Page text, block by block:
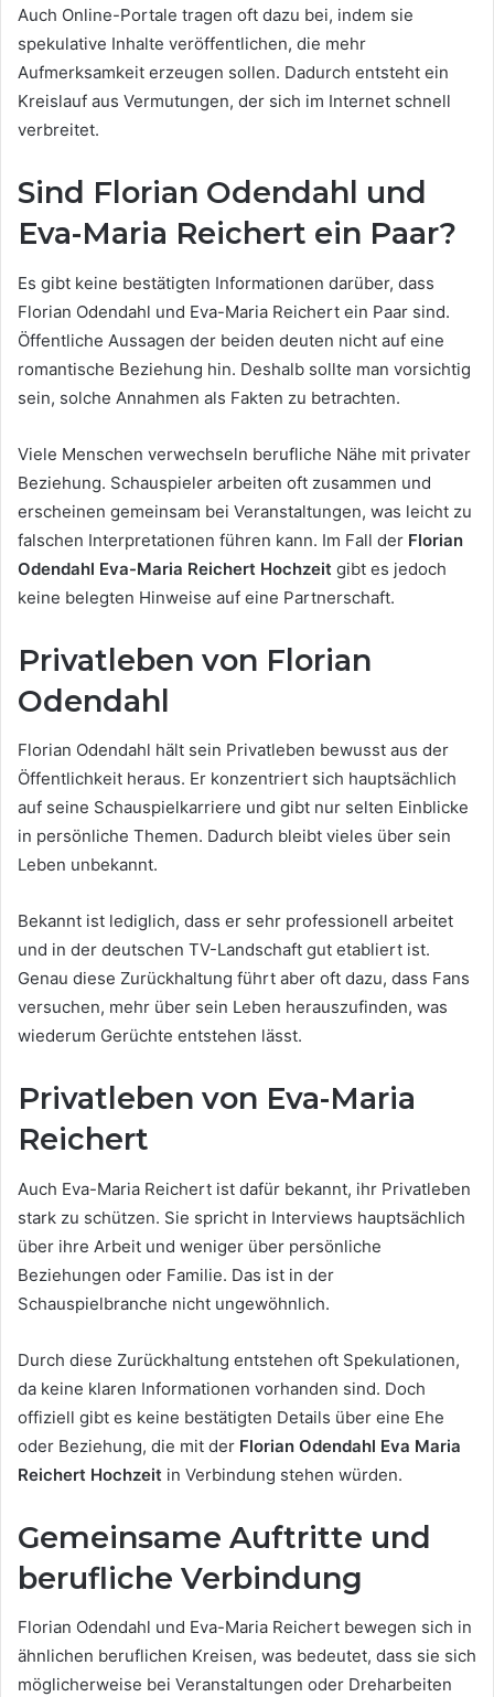
Auch Online-Portale tragen oft dazu bei, indem sie
spekulative Inhalte veröffentlichen, die mehr
Aufmerksamkeit erzeugen sollen. Dadurch entsteht ein
Kreislauf aus Vermutungen, der sich im Internet schnell
verbreitet.
Sind Florian Odendahl und
Eva-Maria Reichert ein Paar?
Es gibt keine bestätigten Informationen darüber, dass
Florian Odendahl und Eva-Maria Reichert ein Paar sind.
Öffentliche Aussagen der beiden deuten nicht auf eine
romantische Beziehung hin. Deshalb sollte man vorsichtig
sein, solche Annahmen als Fakten zu betrachten.
Viele Menschen verwechseln berufliche Nähe mit privater
Beziehung. Schauspieler arbeiten oft zusammen und
erscheinen gemeinsam bei Veranstaltungen, was leicht zu
falschen Interpretationen führen kann. Im Fall der Florian
Odendahl Eva-Maria Reichert Hochzeit gibt es jedoch
keine belegten Hinweise auf eine Partnerschaft.
Privatleben von Florian
Odendahl
Florian Odendahl hält sein Privatleben bewusst aus der
Öffentlichkeit heraus. Er konzentriert sich hauptsächlich
auf seine Schauspielkarriere und gibt nur selten Einblicke
in persönliche Themen. Dadurch bleibt vieles über sein
Leben unbekannt.
Bekannt ist lediglich, dass er sehr professionell arbeitet
und in der deutschen TV-Landschaft gut etabliert ist.
Genau diese Zurückhaltung führt aber oft dazu, dass Fans
versuchen, mehr über sein Leben herauszufinden, was
wiederum Gerüchte entstehen lässt.
Privatleben von Eva-Maria
Reichert
Auch Eva-Maria Reichert ist dafür bekannt, ihr Privatleben
stark zu schützen. Sie spricht in Interviews hauptsächlich
über ihre Arbeit und weniger über persönliche
Beziehungen oder Familie. Das ist in der
Schauspielbranche nicht ungewöhnlich.
Durch diese Zurückhaltung entstehen oft Spekulationen,
da keine klaren Informationen vorhanden sind. Doch
offiziell gibt es keine bestätigten Details über eine Ehe
oder Beziehung, die mit der Florian Odendahl Eva Maria
Reichert Hochzeit in Verbindung stehen würden.
Gemeinsame Auftritte und
berufliche Verbindung
Florian Odendahl und Eva-Maria Reichert bewegen sich in
ähnlichen beruflichen Kreisen, was bedeutet, dass sie sich
möglicherweise bei Veranstaltungen oder Dreharbeiten